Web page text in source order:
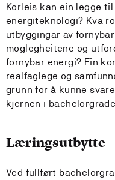
Korleis kan ein legge
energiteknologi? Kva
utbyggingar av
moglegheitene og
fornybar energi? Ein
realfaglege og
grunn for å kunne
kjernen i
Læringsutbytte
Ved fullført